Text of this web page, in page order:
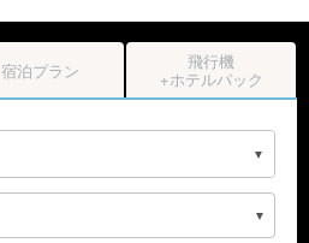
宿泊プラン 飛行機
+ホテルパック